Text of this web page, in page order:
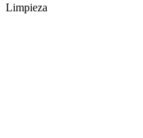
Limpieza